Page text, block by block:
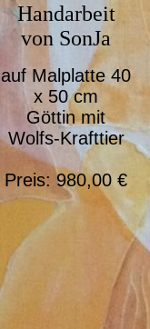
Handarbeit
von SonJa
auf Malplatte 40
x 50 cm
Göttin mit
Wolfs-Krafttier
Preis: 980,00 €